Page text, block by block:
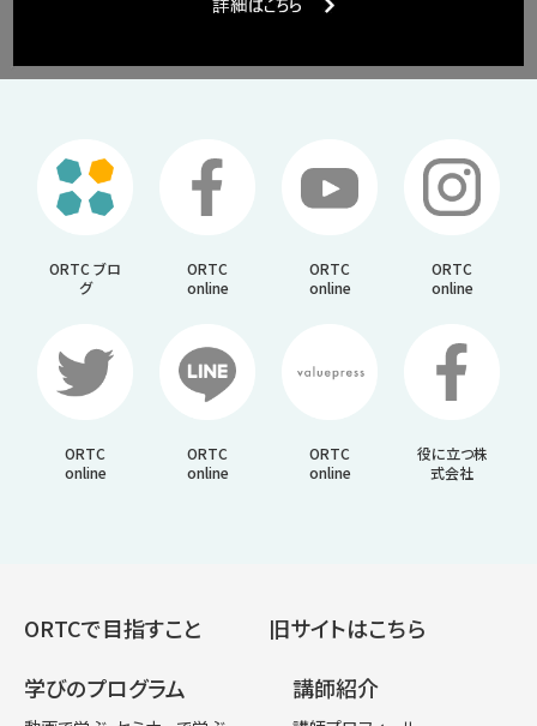
ORTC ブロ
グ
ORTC
online
ORTC
online
ORTC
online
ORTC
online
ORTC
online
ORTC
online
役に立つ株
式会社
ORTCで目指すこと
旧サイトはこちら
学びのプログラム
講師紹介